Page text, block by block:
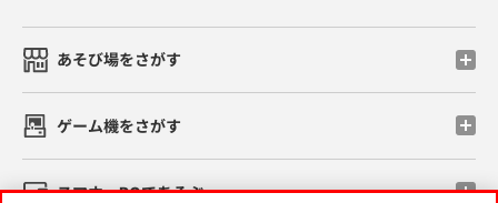
あそび場をさがす
ゲーム機をさがす
スマホ・PCであそぶ